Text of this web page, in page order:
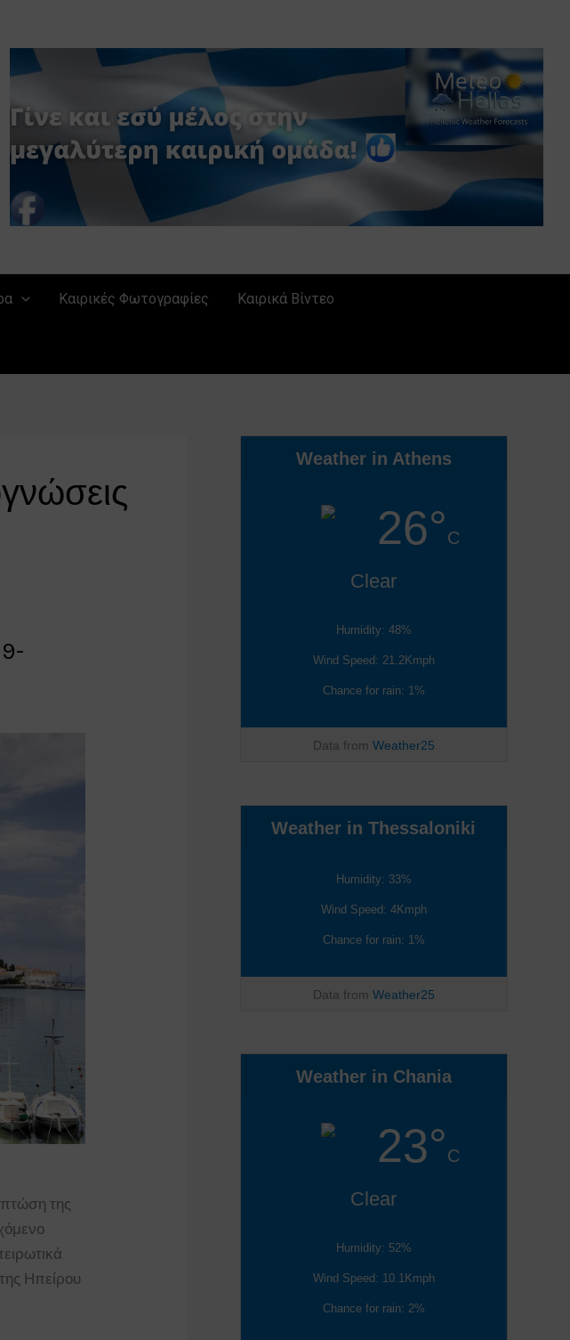
Καιρικές Φωτογραφίες Καιρικά Βίντεο
πτώση της
Ηπείρου
Weather in Athens
26°C
Clear
Humidity: 48%
Wind Speed: 21.2Kmph
Chance for rain: 1%
Data from Weather25
Weather in Thessaloniki
Humidity: 33%
Wind Speed: 4Kmph
Chance for rain: 1%
Data from Weather25
Weather in Chania
23°C
Clear
Humidity: 52%
Wind Speed: 10.1Kmph
Chance for rain: 2%